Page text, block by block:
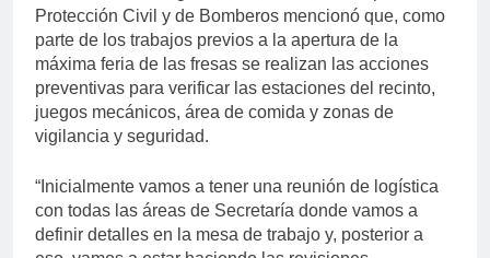
Protección Civil y de Bomberos mencionó que, como
parte de los trabajos previos a la apertura de la
máxima feria de las fresas se realizan las acciones
preventivas para verificar las estaciones del recinto,
juegos mecánicos, área de comida y zonas de
vigilancia y seguridad.
“Inicialmente vamos a tener una reunión de logística
con todas las áreas de Secretaría donde vamos a
definir detalles en la mesa de trabajo y, posterior a